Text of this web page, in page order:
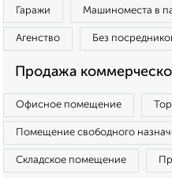
Гаражи Машиноместа в
Агенство Без
Продажа
Офисное помещение
Помещение свободного
Складское помещение